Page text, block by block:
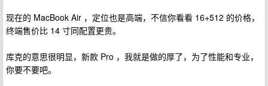
现在的 MacBook Air ，定位也是高端，不信你看看 16+512 的价格，
终端售价比 14 寸同配置更贵。
库克的意思很明显，新款 Pro ，我就是做的厚了，为了性能和专业，
你要不要吧。